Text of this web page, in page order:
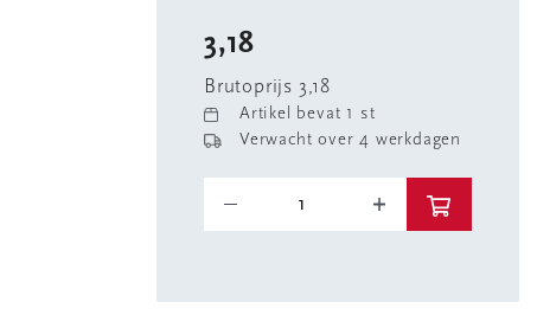
3,18
Brutoprijs 3,18
Artikel bevat 1 st
Verwacht over 4 werkdagen